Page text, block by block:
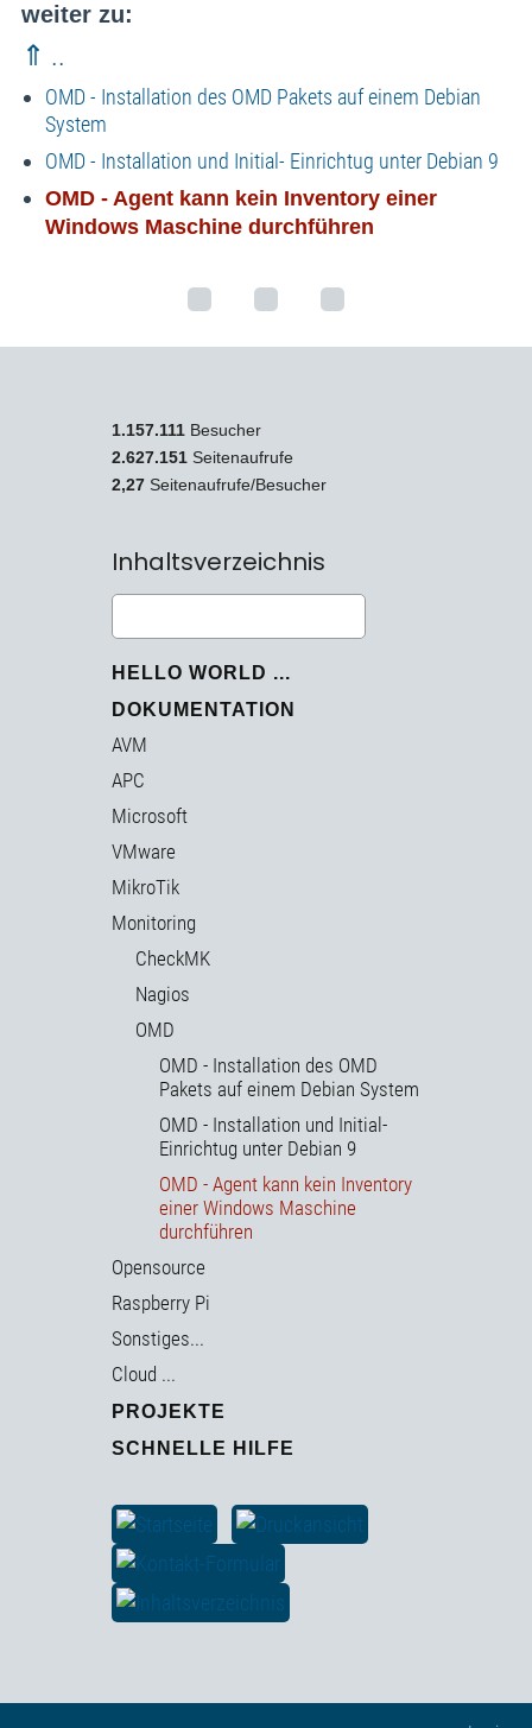
weiter zu:
⇑ ..
OMD - Installation des OMD Pakets auf einem Debian
System
OMD - Installation und Initial- Einrichtug unter Debian 9
OMD - Agent kann kein Inventory einer
Windows Maschine durchführen
1.157.111 Besucher
2.627.151 Seitenaufrufe
2,27 Seitenaufrufe/Besucher
Inhaltsverzeichnis
HELLO WORLD ...
DOKUMENTATION
AVM
APC
Microsoft
VMware
MikroTik
Monitoring
CheckMK
Nagios
OMD
OMD - Installation des OMD
Pakets auf einem Debian System
OMD - Installation und Initial-
Einrichtug unter Debian 9
OMD - Agent kann kein Inventory
einer Windows Maschine
durchführen
Opensource
Raspberry Pi
Sonstiges...
Cloud ...
PROJEKTE
SCHNELLE HILFE